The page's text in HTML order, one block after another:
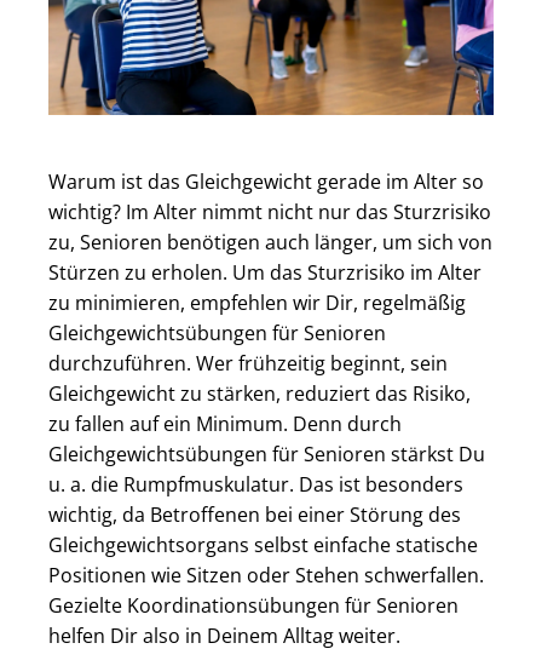
Warum ist das Gleichgewicht gerade im Alter so
wichtig? Im Alter nimmt nicht nur das Sturzrisiko
zu, Senioren benötigen auch länger, um sich von
Stürzen zu erholen. Um das Sturzrisiko im Alter
zu minimieren, empfehlen wir Dir, regelmäßig
Gleichgewichtsübungen für Senioren
durchzuführen. Wer frühzeitig beginnt, sein
Gleichgewicht zu stärken, reduziert das Risiko,
zu fallen auf ein Minimum. Denn durch
Gleichgewichtsübungen für Senioren stärkst Du
u. a. die Rumpfmuskulatur. Das ist besonders
wichtig, da Betroffenen bei einer Störung des
Gleichgewichtsorgans selbst einfache statische
Positionen wie Sitzen oder Stehen schwerfallen.
Gezielte Koordinationsübungen für Senioren
helfen Dir also in Deinem Alltag weiter.